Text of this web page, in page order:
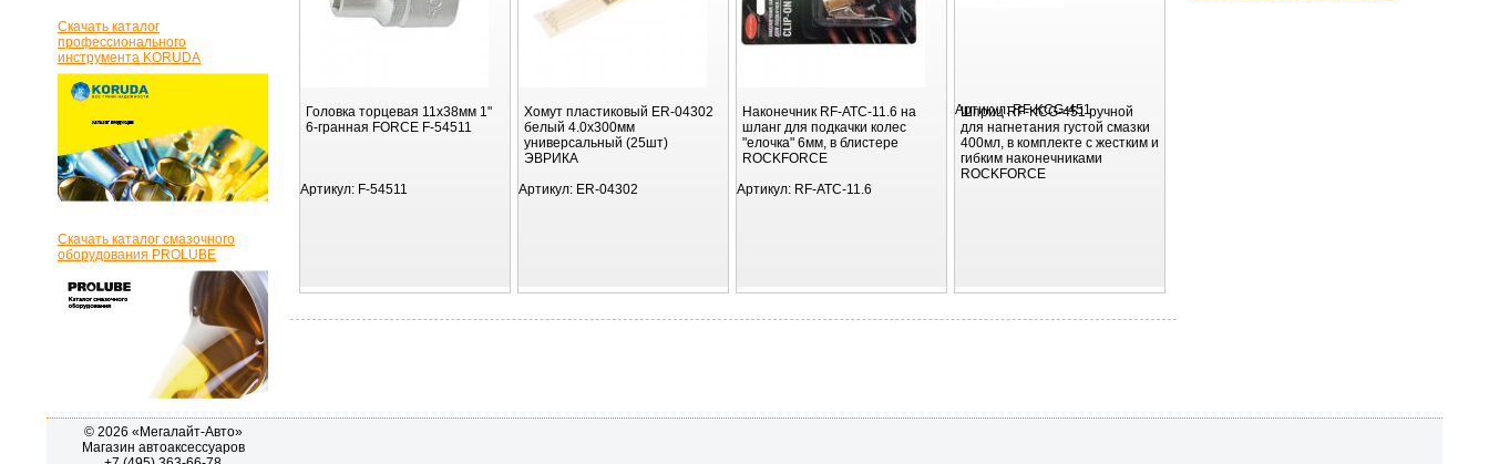
Головка торцевая 11х38мм 1"
6-гранная FORCE F-54511
Артикул: F-54511
Хомут пластиковый ER-04302
белый 4.0x300мм
универсальный (25шт)
ЭВРИКА
Артикул: ER-04302
Наконечник RF-ATC-11.6 на
шланг для подкачки колес
"елочка" 6мм, в блистере
ROCKFORCE
Артикул: RF-ATC-11.6
Шприц RF-KCG-451 ручной
для нагнетания густой смазки
400мл, в комплекте с жестким и
гибким наконечниками
ROCKFORCE
Артикул:RF-KCG-451
Скачать каталог
профессионального
инструмента KORUDA
Скачать каталог смазочного
оборудования PROLUBE
© 2026 «Мегалайт-Авто»
Магазин автоаксессуаров